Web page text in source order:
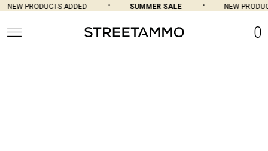
NEW PRODUCTS ADDED SUMMER SALE NEW
0